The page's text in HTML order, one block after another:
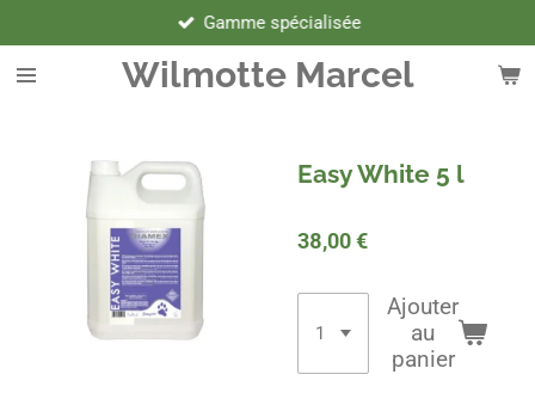
au
contenu
Wilmotte Marcel
Gamme spécialisée
Easy White 5 l
38,00 €
Ajouter
au
panier